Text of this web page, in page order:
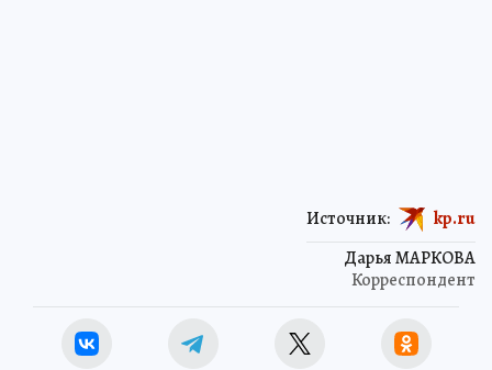
Дарья МАРКОВА
Корреспондент
Источник: kp.ru